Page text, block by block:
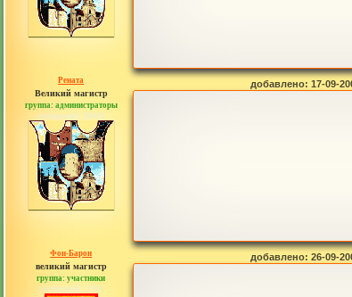
Рената
Великий магистр
группа: администраторы
сообщений: 30442
добавлено: 17-09-
Фон-Барон
великий магистр
группа: участники
сообщений: 3391
добавлено: 26-09-